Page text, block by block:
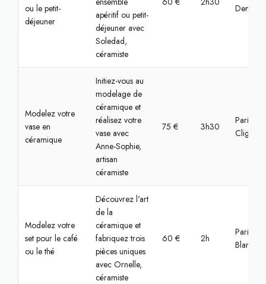
ou le petit-
déjeuner
apéritif ou petit-
déjeuner avec
Soledad,
céramiste
Denis
Modelez votre
vase en
céramique
Initiez-vous au
modelage de
céramique et
réalisez votre
vase avec
Anne-Sophie,
artisan
céramiste
75 € 3h30
Paris,
Modelez votre
set pour le café
ou le thé
Découvrez l'art
de la
céramique et
fabriquez trois
pièces uniques
avec Ornelle,
céramiste
60 € 2h
Paris,
Blanc